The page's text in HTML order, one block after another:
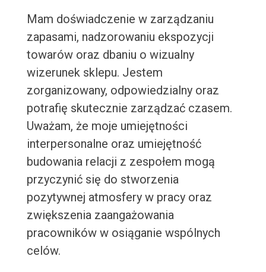
Mam doświadczenie w zarządzaniu
zapasami, nadzorowaniu ekspozycji
towarów oraz dbaniu o wizualny
wizerunek sklepu. Jestem
zorganizowany, odpowiedzialny oraz
potrafię skutecznie zarządzać czasem.
Uważam, że moje umiejętności
interpersonalne oraz umiejętność
budowania relacji z zespołem mogą
przyczynić się do stworzenia
pozytywnej atmosfery w pracy oraz
zwiększenia zaangażowania
pracowników w osiąganie wspólnych
celów.